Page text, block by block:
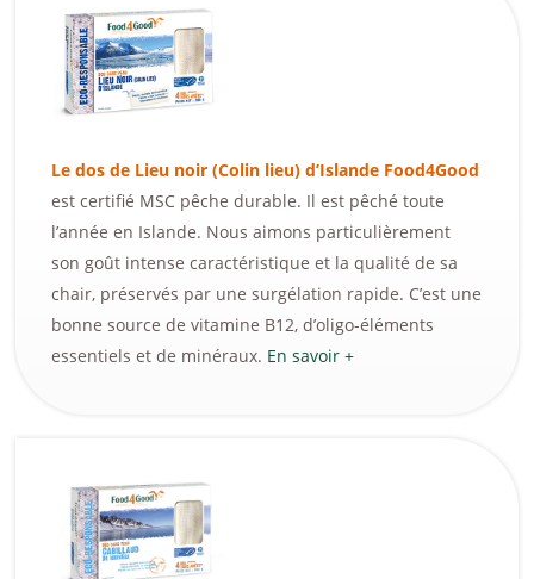
Le dos de Lieu noir (Colin lieu) d’Islande Food4Good
est certifié MSC pêche durable. Il est pêché toute
l’année en Islande. Nous aimons particulièrement
son goût intense caractéristique et la qualité de sa
chair, préservés par une surgélation rapide. C’est une
bonne source de vitamine B12, d’oligo-éléments
essentiels et de minéraux. En savoir +